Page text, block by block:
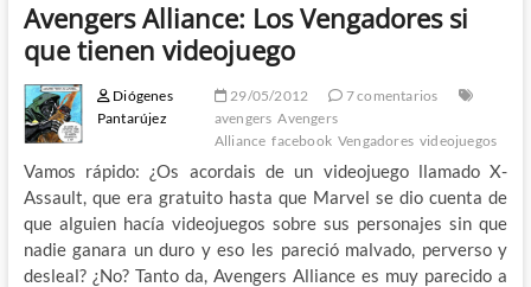
Avengers Alliance: Los Vengadores si
que tienen videojuego
Diógenes
Pantarújez
29/05/2012
7 comentarios
avengers Avengers
Alliance facebook Vengadores videojuegos
Vamos rápido: ¿Os acordais de un videojuego llamado X-
Assault, que era gratuito hasta que Marvel se dio cuenta de
que alguien hacía videojuegos sobre sus personajes sin que
nadie ganara un duro y eso les pareció malvado, perverso y
desleal? ¿No? Tanto da, Avengers Alliance es muy parecido a